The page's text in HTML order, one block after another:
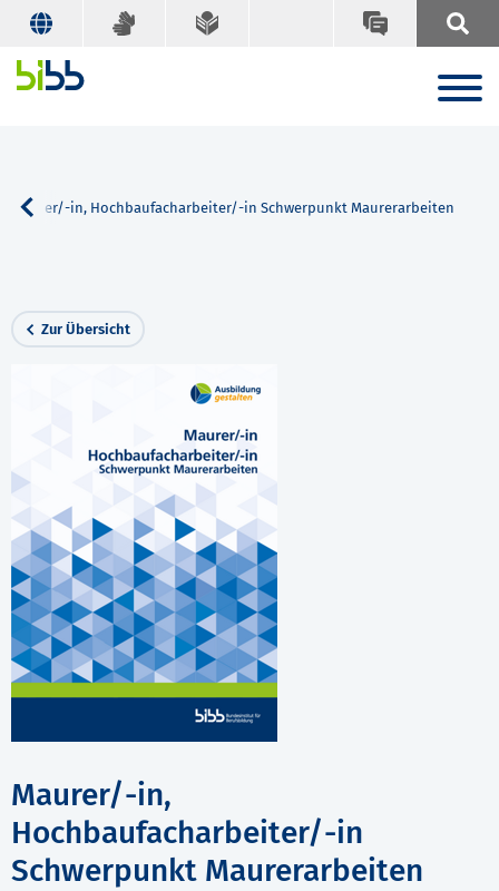
Maurer/-in, Hochbaufacharbeiter/-in Schwerpunkt Maurerarbeiten
Zur Übersicht
Maurer/-in,
Hochbaufacharbeiter/-in
Schwerpunkt Maurerarbeiten